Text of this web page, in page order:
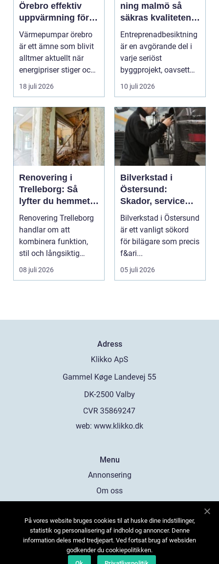
Örebro effektiv
uppvärmning för
hus och
fastigheter
Värmepumpar örebro
är ett ämne som blivit
alltmer aktuellt när
energipriser stiger och
fler vill sän...
18 juli 2026
ning malmö så
säkras kvaliteten i
byggprojekt
Entreprenadbesiktning
är en avgörande del i
varje seriöst
byggprojekt, oavsett
om det handlar om en
10 juli 2026
Renovering i
Trelleborg: Så
lyfter du hemmet
på ett smart sätt
Renovering Trelleborg
handlar om att
kombinera funktion,
stil och långsiktig
ekonomi i samma p...
08 juli 2026
Bilverkstad i
Östersund:
Skador, service
och smarta val för
din bil
Bilverkstad i Östersund
är ett vanligt sökord
för bilägare som precis
f&ari...
05 juli 2026
Adress
web: www.klikko.dk
Menu
Annonsering
Om oss
Kontakta oss
Sitemap
På vores website bruges cookies til at huske dine indstillinger,
statistik og personalisering af indhold og annoncer. Denne
information deles med tredjepart. Ved fortsat brug af websiden
godkender du cookiepolitikken.